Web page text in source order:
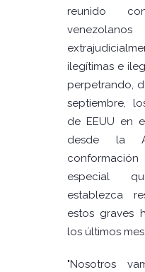
reunido
ilegítimas e
perpetrando,
septiembre,
de EEUU en
desde la
especial
establezca
estos graves
los últimos
"Nosotros